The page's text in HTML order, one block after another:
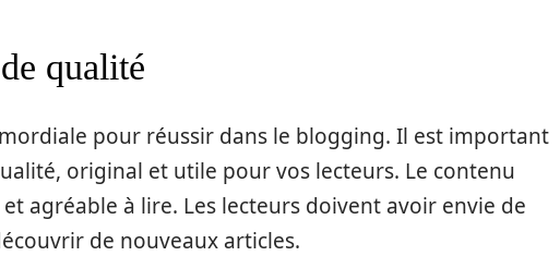
qualité
pour réussir dans le blogging. Il est important
original et utile pour vos lecteurs. Le contenu
agréable à lire. Les lecteurs doivent avoir envie de
de nouveaux articles.